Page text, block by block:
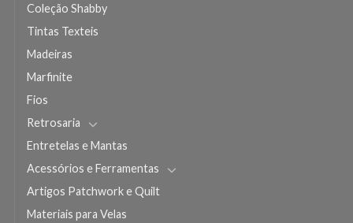
Coleção Shabby
Tintas Texteis
Madeiras
Marfinite
Fios
Retrosaria
Entretelas e Mantas
Acessórios e Ferramentas
Artigos Patchwork e Quilt
Materiais para Velas